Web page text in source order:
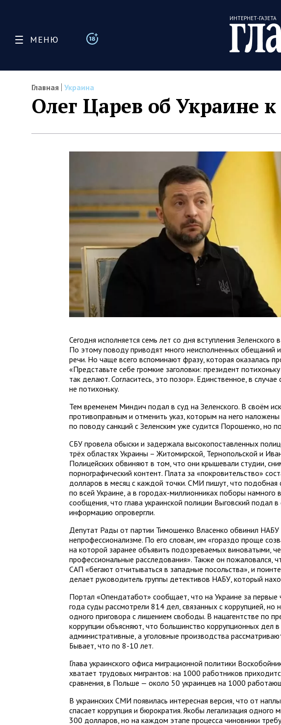
МЕНЮ
ИНТЕРНЕТ-ГАЗЕТА
Главная Украина
Олег Царев об Украине
Сегодня исполняется семь лет со дня вступления Зеленского
По этому поводу приводят много неисполненных обещаний
речи. Но чаще всего вспоминают фразу, которая оказалась
«Представьте себе громкие заголовки: президент
так делают. Согласитесь, это позор». Единственное, в случае
не потихоньку.
Тем временем Миндич подал в суд на Зеленского. В своём
противоправным и отменить указ, которым на него
по поводу санкций с Зеленским уже судится Порошенко, но
СБУ провела обыски и задержала высокопоставленных
трёх областях Украины – Житомирской, Тернопольской и
Полицейских обвиняют в том, что они крышевали студии,
порнографический контент. Плата за «покровительство»
долларов в месяц с каждой точки. СМИ пишут, что подобная
по всей Украине, а в городах-миллионниках поборы намного
сообщения, что глава украинской полиции Выговский подал в
информацию опровергли.
Депутат Рады от партии Тимошенко Власенко обвинил
непрофессионализме. По его словам, им «гораздо проще
на которой заранее объявить подозреваемых виноватыми,
профессиональные расследования». Также он пожаловался,
САП «бегают отчитываться в западные посольства», и
делает руководитель группы детективов НАБУ, который
Портал «Опендатабот» сообщает, что на Украине за первые
года суды рассмотрели 814 дел, связанных с коррупцией, но
одного приговора с лишением свободы. В нацагентстве по
коррупции объясняют, что большинство коррупционных дел
административные, а уголовные производства
Бывает, что по 8-10 лет.
Глава украинского офиса миграционной политики
хватает трудовых мигрантов: на 1000 работников
сравнения, в Польше — около 50 украинцев на 1000
В украинских СМИ появилась интересная версия, что от
спасает коррупция и бюрократия. Якобы легализация одного
300 долларов, но на каждом этапе процесса чиновники